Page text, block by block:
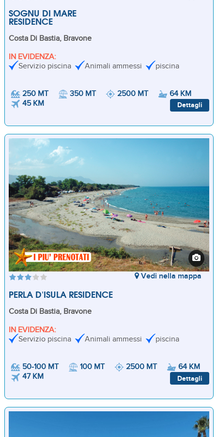
SOGNU DI MARE
RESIDENCE
Costa Di Bastia, Bravone
IN EVIDENZA:
Servizio piscina
Animali ammessi piscina
250 MT 350 MT 2500 MT
64 KM
45 KM
Dettagli
PERLA D'ISULA RESIDENCE
Vedi nella mappa
Costa Di Bastia, Bravone
IN EVIDENZA:
Servizio piscina
Animali ammessi piscina
50-100 MT 100 MT 2500 MT
64 KM
47 KM
Dettagli